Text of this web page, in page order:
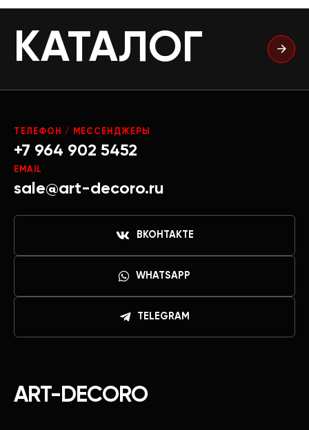
КАТАЛОГ
ART-DECORO
ТЕЛЕФОН / МЕССЕНДЖЕРЫ
+7 964 902 5452
EMAIL
sale@art-decoro.ru
ВКОНТАКТЕ
WHATSAPP
TELEGRAM